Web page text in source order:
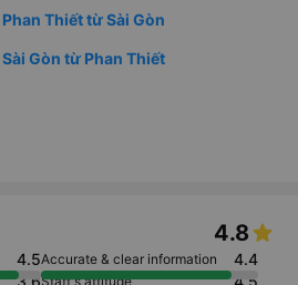
Thiết từ Sài Gòn
Gòn từ Phan Thiết
4.8
4.5Accurate & clear information 4.4
Staff's attitude